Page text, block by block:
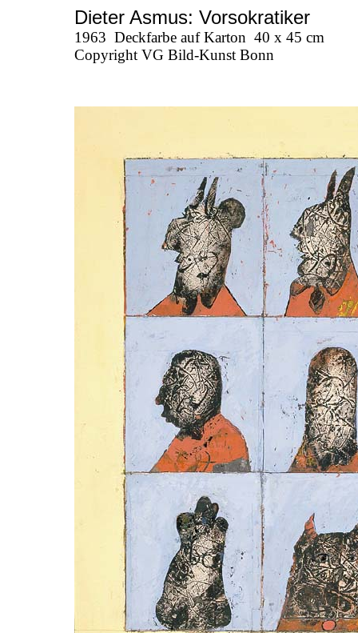
Dieter Asmus: Vorsokratiker
1963 Deckfarbe auf Karton 40 x 45 cm
Copyright VG Bild-Kunst Bonn